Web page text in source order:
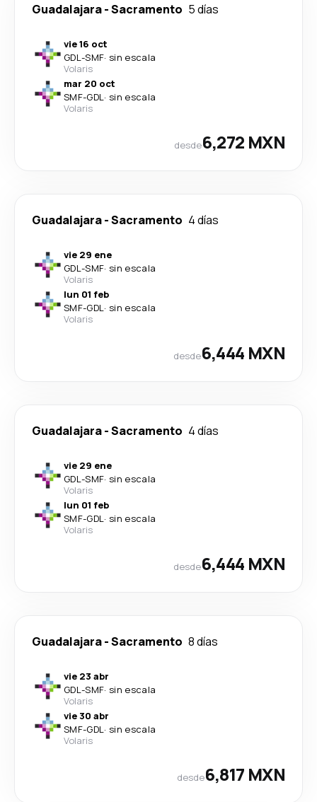
Guadalajara-Sacramento 5 días
vie 16 oct
GDL-SMF· sin escala
Volaris
mar 20 oct
SMF-GDL· sin escala
Volaris
desde6,272 MXN
Guadalajara-Sacramento 4 días
vie 29 ene
GDL-SMF· sin escala
Volaris
lun 01 feb
SMF-GDL· sin escala
Volaris
desde6,444 MXN
Guadalajara-Sacramento 4 días
vie 29 ene
GDL-SMF· sin escala
Volaris
lun 01 feb
SMF-GDL· sin escala
Volaris
desde6,444 MXN
Guadalajara-Sacramento 8 días
vie 23 abr
GDL-SMF· sin escala
Volaris
vie 30 abr
SMF-GDL· sin escala
Volaris
desde6,817 MXN